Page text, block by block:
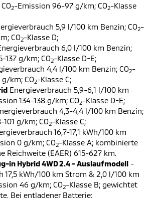
2-Emission 96-97 g/km; CO2-Klasse
5,9 l/100 km Benzin; CO2-
CO2-Klasse D;
6,0 l/100 km Benzin;
137 g/km; CO2-Klasse D-E;
4,4 l/100 km Benzin; CO2-
km; CO2-Klasse C;
Energieverbrauch 5,9-6,1 l/100 km
134-138 g/km; CO2-Klasse D-E;
4,3-4,4 l/100 km Benzin;
g/km; CO2-Klasse C;
16,7-17,1 kWh/100 km
0 g/km; CO2-Klasse A; kombinierte
Reichweite (EAER) 615-627 km.
in Hybrid 4WD 2.4 - Auslaufmodell -
17,5 kWh/100 km Strom & 2,0 l/100 km
46 g/km; CO2-Klasse B; gewichtet
Bei entladener Batterie: